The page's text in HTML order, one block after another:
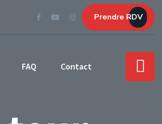
Prendre RDV
FAQ Contact